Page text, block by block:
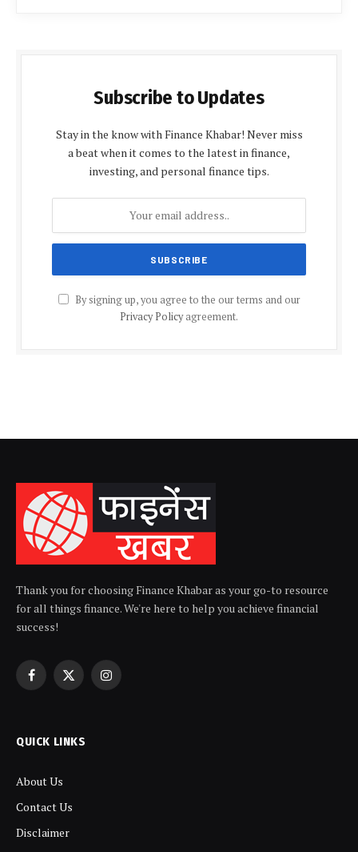
Subscribe to Updates
Stay in the know with Finance Khabar! Never miss
a beat when it comes to the latest in finance,
investing, and personal finance tips.
By signing up, you agree to the our terms and our
Privacy Policyagreement.
Thank you for choosing Finance Khabar as your go-to resource
for all things finance. We're here to help you achieve financial
success!
Facebook
X
Instagram
QUICK LINKS
About Us
Contact Us
Disclaimer